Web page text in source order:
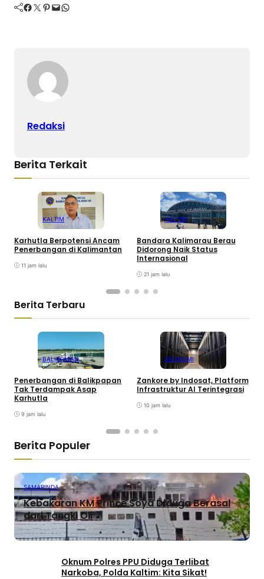
Facebook Twitter Pinterest Mail WhatsApp
Redaksi
Berita Terkait
KALTIM
Karhutla Berpotensi Ancam
Penerbangan di Kalimantan
11 jam lalu
KALTIM
Bandara Kalimarau Berau
Didorong Naik Status
Internasional
21 jam lalu
Berita Terbaru
BALIKPAPAN
Penerbangan di Balikpapan
Tak Terdampak Asap
Karhutla
9 jam lalu
EKONOMI
Zankore by Indosat, Platform
Infrastruktur AI Terintegrasi
10 jam lalu
Berita Populer
SAMARINDA
Kebakaran KM Prince Soya Diduga Berasal
dari Tangki Oli
Oknum Polres PPU Diduga Terlibat
Narkoba, Polda Kaltim: Kita Sikat!